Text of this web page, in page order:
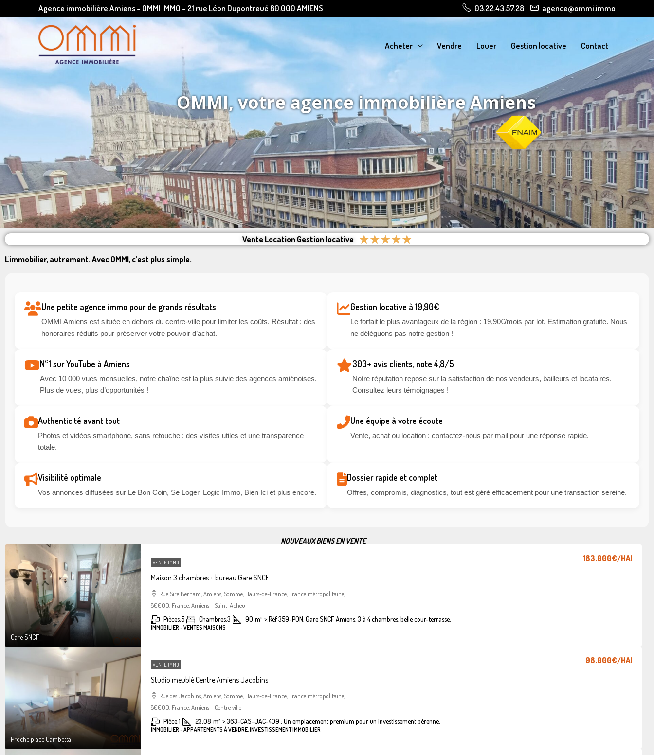
Agence immobilière Amiens - OMMI IMMO - 21 rue Léon Dupontreué 80.000 AMIENS 03.22.43.57.28 agence@ommi.immo
Acheter Vendre Louer Gestion locative Contact
OMMI, votre agence immobilière Amiens
Vente Location Gestion locative ★★★★★
L'immobilier, autrement. Avec OMMI, c’est plus simple.
Une petite agence immo pour de grands résultats
OMMI Amiens est située en dehors du centre-ville pour limiter les coûts. Résultat : des
honoraires réduits pour préserver votre pouvoir d’achat.
Gestion locative à 19,90€
Le forfait le plus avantageux de la région : 19,90€/mois par lot. Estimation gratuite. Nous
ne déléguons pas notre gestion !
N°1 sur YouTube à Amiens
Avec 10 000 vues mensuelles, notre chaîne est la plus suivie des agences amiénoises.
Plus de vues, plus d’opportunités !
300+ avis clients, note 4,8/5
Notre réputation repose sur la satisfaction de nos vendeurs, bailleurs et locataires.
Consultez leurs témoignages !
Authenticité avant tout
Photos et vidéos smartphone, sans retouche : des visites utiles et une transparence
totale.
Une équipe à votre écoute
Vente, achat ou location : contactez-nous par mail pour une réponse rapide.
Visibilité optimale
Vos annonces diffusées sur Le Bon Coin, Se Loger, Logic Immo, Bien Ici et plus encore.
Dossier rapide et complet
Offres, compromis, diagnostics, tout est géré efficacement pour une transaction sereine.
NOUVEAUX BIENS EN VENTE
Gare SNCF
VENTE IMMO
Maison 3 chambres + bureau Gare SNCF
183.000€/HAI
Rue Sire Bernard, Amiens, Somme, Hauts-de-France, France métropolitaine,
80000, France, Amiens - Saint-Acheul
Pièces:5 Chambres:3 90 m² >:Réf 359-PON, Gare SNCF Amiens, 3 à 4 chambres, belle cour-terrasse.
IMMOBILIER - VENTES MAISONS
Proche place Gambetta
VENTE IMMO
Studio meublé Centre Amiens Jacobins
98.000€/HAI
Rue des Jacobins, Amiens, Somme, Hauts-de-France, France métropolitaine,
80000, France, Amiens - Centre ville
Pièce:1 23.08 m² >:363-CAS-JAC-409 : Un emplacement premium pour un investissement pérenne.
IMMOBILIER - APPARTEMENTS À VENDRE, INVESTISSEMENT IMMOBILIER